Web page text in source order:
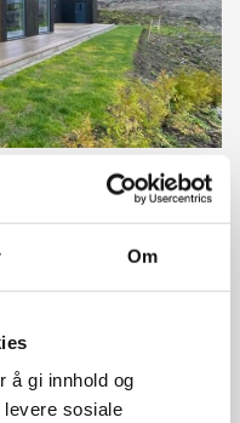
Om
å gi innhold og
sosiale